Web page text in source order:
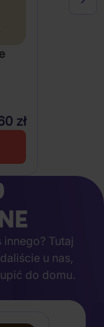
zł
Tutaj
u nas,
do domu.